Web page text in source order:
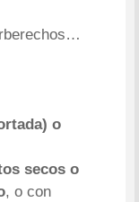
o
secos o
, o con